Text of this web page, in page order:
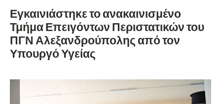
Εγκαινιάστηκε το ανακαινισμένο
Τμήμα Επειγόντων Περιστατικών του
ΠΓΝ Αλεξανδρούπολης από τον
Υπουργό Υγείας